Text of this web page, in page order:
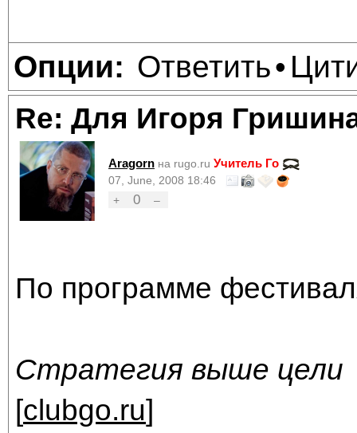
Опции: Ответить•
Re: Для Игоря
Aragorn на rugo.ru Учитель Го
07, June, 2008 18:46
+
0 –
По программе
Стратегия выше цели
[clubgo.ru]